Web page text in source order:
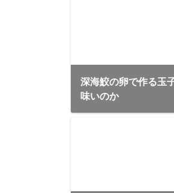
深海鮫の卵で作る玉
味いのか